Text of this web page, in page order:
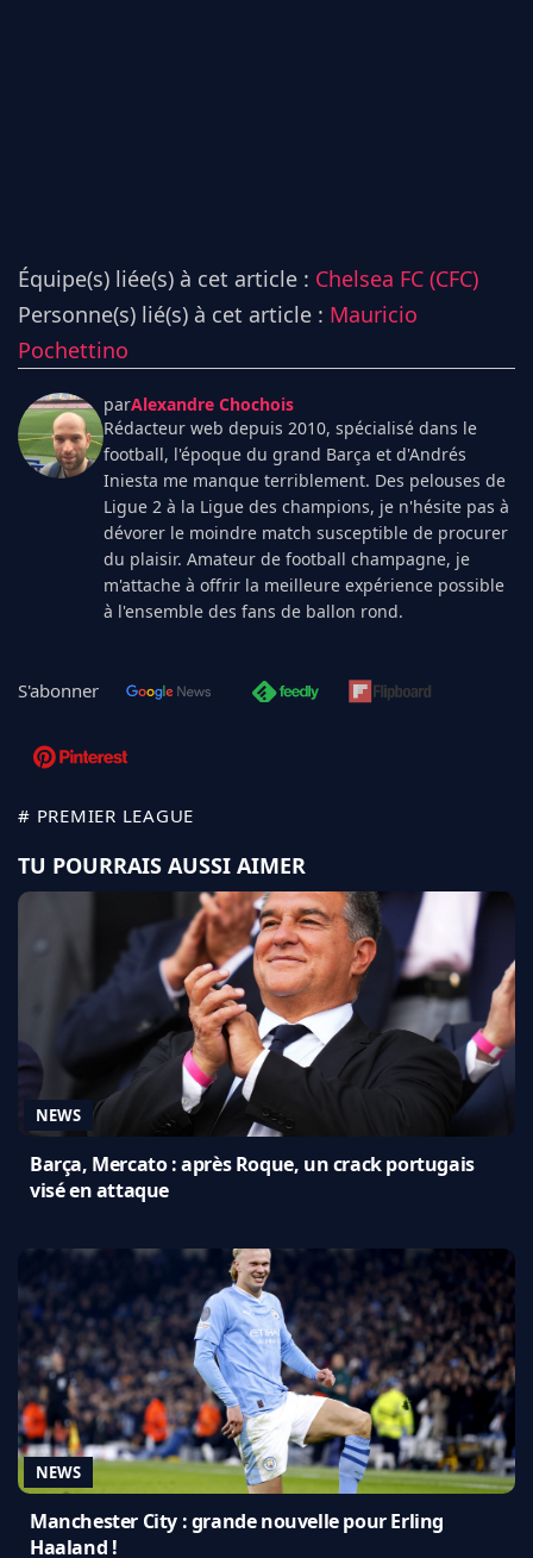
Équipe(s) liée(s) à cet article : Chelsea FC (CFC)
Personne(s) lié(s) à cet article : Mauricio
Pochettino
parAlexandre Chochois
Rédacteur web depuis 2010, spécialisé dans le
football, l'époque du grand Barça et d'Andrés
Iniesta me manque terriblement. Des pelouses de
Ligue 2 à la Ligue des champions, je n'hésite pas à
dévorer le moindre match susceptible de procurer
du plaisir. Amateur de football champagne, je
m'attache à offrir la meilleure expérience possible
à l'ensemble des fans de ballon rond.
S'abonner
# PREMIER LEAGUE
TU POURRAIS AUSSI AIMER
NEWS
Barça, Mercato : après Roque, un crack portugais
visé en attaque
NEWS
Manchester City : grande nouvelle pour Erling
Haaland !